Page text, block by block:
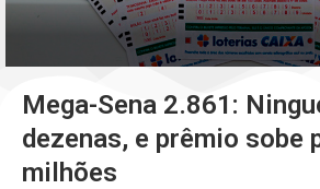
Mega-Sena 2.861:
dezenas, e prêmio sobe
milhões